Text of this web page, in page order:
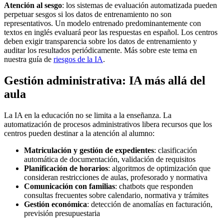
Atención al sesgo: los sistemas de evaluación automatizada pueden
perpetuar sesgos si los datos de entrenamiento no son
representativos. Un modelo entrenado predominantemente con
textos en inglés evaluará peor las respuestas en español. Los centros
deben exigir transparencia sobre los datos de entrenamiento y
auditar los resultados periódicamente. Más sobre este tema en
nuestra guía de riesgos de la IA.
Gestión administrativa: IA más allá del
aula
La IA en la educación no se limita a la enseñanza. La
automatización de procesos administrativos libera recursos que los
centros pueden destinar a la atención al alumno:
Matriculación y gestión de expedientes: clasificación
automática de documentación, validación de requisitos
Planificación de horarios: algoritmos de optimización que
consideran restricciones de aulas, profesorado y normativa
Comunicación con familias: chatbots que responden
consultas frecuentes sobre calendario, normativa y trámites
Gestión económica: detección de anomalías en facturación,
previsión presupuestaria